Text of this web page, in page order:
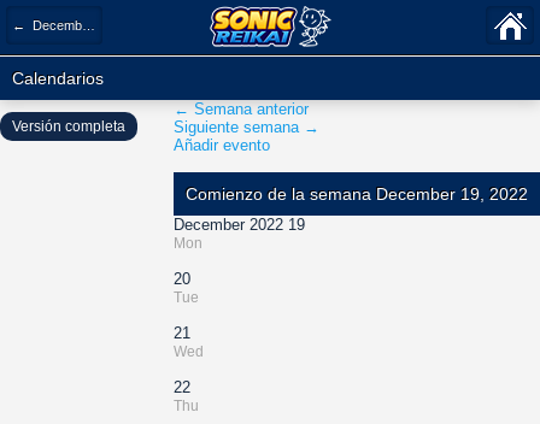
← December 2022
Calendarios
← Semana anterior
Siguiente semana →
Añadir evento
Comienzo de la semana December 19, 2022
December 2022 19
Mon
20
Tue
21
Wed
22
Thu
Versión completa